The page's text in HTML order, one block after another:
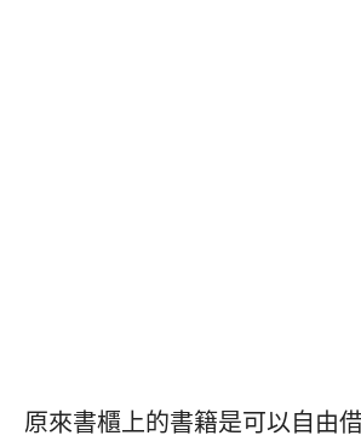
原來書櫃上的書籍是可以自由